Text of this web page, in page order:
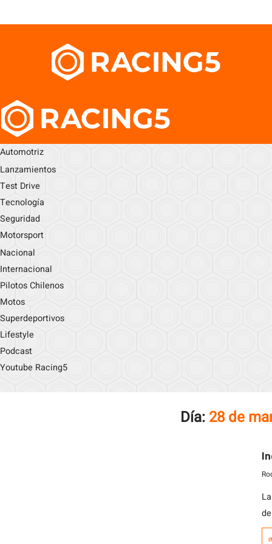
Automotriz
Lanzamientos
Test Drive
Tecnología
Seguridad
Motorsport
Nacional
Internacional
Pilotos Chilenos
Motos
Superdeportivos
Lifestyle
Podcast
Youtube Racing5
Día: 28 de